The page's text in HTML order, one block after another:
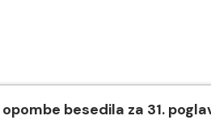
opombe besedila za 31.